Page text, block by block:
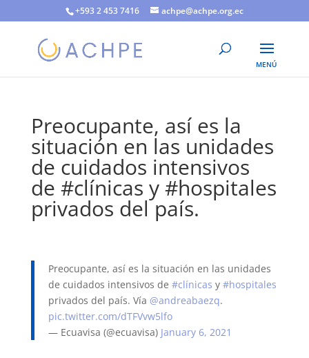
+593 2 453 7416 achpe@achpe.org.ec
Preocupante, así es la
situación en las unidades
de cuidados intensivos
de #clínicas y #hospitales
privados del país.
Preocupante, así es la situación en las unidades
de cuidados intensivos de #clínicas y #hospitales
privados del país. Vía @andreabaezq.
pic.twitter.com/dTFVvw5lfo
— Ecuavisa (@ecuavisa) January 6, 2021